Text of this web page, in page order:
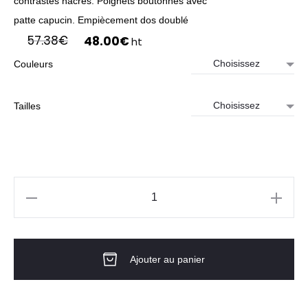
patte capucin. Empiècement dos doublé
57.38€ 48.00€ Le
ht
Couleurs
Tailles
Ajouter au panier